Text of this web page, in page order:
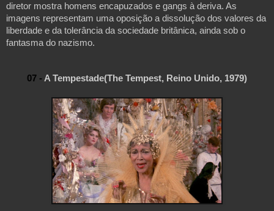
diretor mostra homens encapuzados e gangs à deriva. As
imagens representam uma oposição a dissolução dos valores da
liberdade e da tolerância da sociedade britânica, ainda sob o
fantasma do nazismo.
07 - A Tempestade(The Tempest, Reino Unido, 1979)